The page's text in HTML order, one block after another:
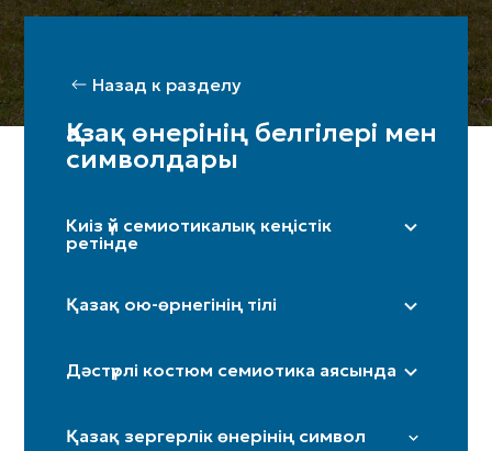
Назад к разделу
Қазақ өнерінің белгілері мен
символдары
Киіз үй семиотикалық кеңістік
ретінде
жағы)
Шаңырақ
Қазақ ою-өрнегінің тілі
«Күн нұры»/«Күн көзі»
«Шимай»
Дәстүрлі костюм семиотика аясында
Бөрік
Қазақ зергерлік өнерінің символ